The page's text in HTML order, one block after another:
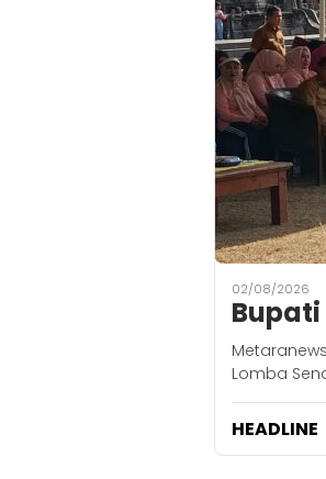
02/08/2026
Bupati
Lomba
HEADLINE